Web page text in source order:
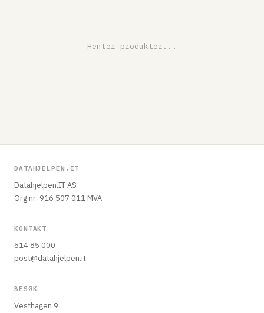
Henter produkter...
DATAHJELPEN.IT
Datahjelpen.IT AS
Org.nr: 916 507 011 MVA
KONTAKT
514 85 000
post@datahjelpen.it
BESØK
Vesthagen 9